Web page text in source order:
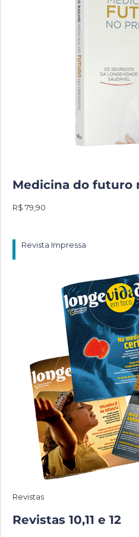
Medicina do futuro
R$ 79,90
Revista Impressa
Revistas
Revistas 10,11 e 12